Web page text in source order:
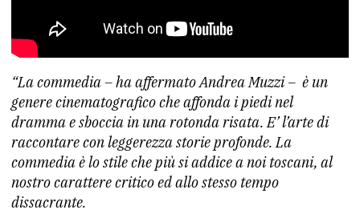
“La commedia – ha affermato Andrea Muzzi – è un
genere cinematografico che affonda i piedi nel
dramma e sboccia in una rotonda risata. E’ l’arte di
raccontare con leggerezza storie profonde. La
commedia è lo stile che più si addice a noi toscani, al
nostro carattere critico ed allo stesso tempo
dissacrante.